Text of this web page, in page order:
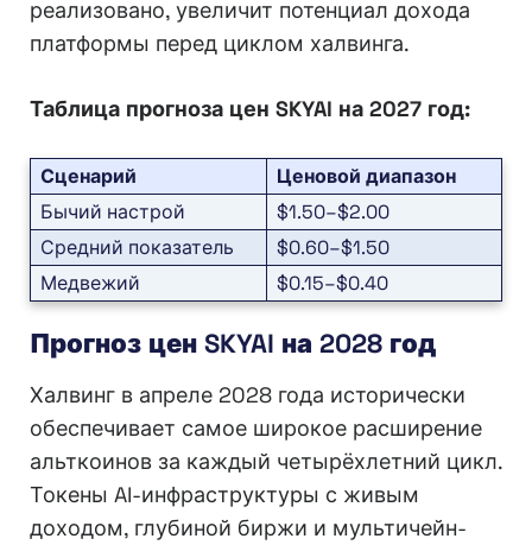
реализовано, увеличит потенциал дохода
платформы перед циклом халвинга.
Таблица прогноза цен SKYAI на 2027 год:
Сценарий
Ценовой диапазон
Бычий настрой
$1.50–$2.00
Средний показатель
$0.60–$1.50
Медвежий
$0.15–$0.40
Прогноз цен SKYAI на 2028 год
Халвинг в апреле 2028 года исторически
обеспечивает самое широкое расширение
альткоинов за каждый четырёхлетний цикл.
Токены AI-инфраструктуры с живым
доходом, глубиной биржи и мультичейн-